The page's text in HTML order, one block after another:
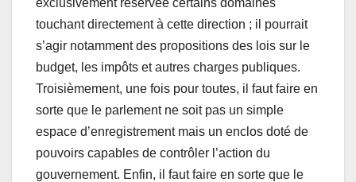
touchant directement à cette direction ; il pourrait
s’agir notamment des propositions des lois sur le
budget, les impôts et autres charges publiques.
Troisièmement, une fois pour toutes, il faut faire en
sorte que le parlement ne soit pas un simple
espace d’enregistrement mais un enclos doté de
pouvoirs capables de contrôler l’action du
gouvernement. Enfin, il faut faire en sorte que le